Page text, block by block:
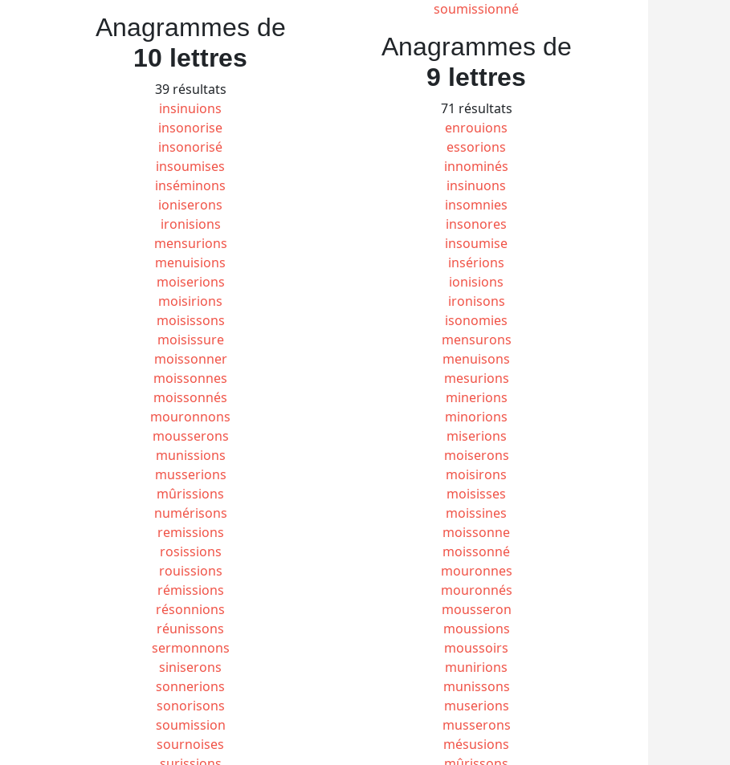
soumissionné
Anagrammes de
10 lettres
39 résultats
insinuions
insonorise
insonorisé
insoumises
inséminons
ioniserons
ironisions
mensurions
menuisions
moiserions
moisirions
moisissons
moisissure
moissonner
moissonnes
moissonnés
mouronnons
mousserons
munissions
musserions
mûrissions
numérisons
remissions
rosissions
rouissions
rémissions
résonnions
réunissons
sermonnons
siniserons
sonnerions
sonorisons
soumission
sournoises
Anagrammes de
9 lettres
71 résultats
enrouions
essorions
innominés
insinuons
insomnies
insonores
insoumise
insérions
ionisions
ironisons
isonomies
mensurons
menuisons
mesurions
minerions
minorions
miserions
moiserons
moisirons
moisisses
moissines
moissonne
moissonné
mouronnes
mouronnés
mousseron
moussions
moussoirs
munirions
munissons
muserions
musserons
mésusions